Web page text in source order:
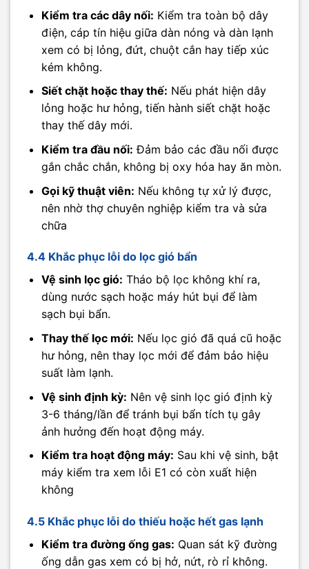
Kiểm tra các dây nối: Kiểm tra toàn bộ dây
điện, cáp tín hiệu giữa dàn nóng và dàn lạnh
xem có bị lỏng, đứt, chuột cắn hay tiếp xúc
kém không.
Siết chặt hoặc thay thế: Nếu phát hiện dây
lỏng hoặc hư hỏng, tiến hành siết chặt hoặc
thay thế dây mới.
Kiểm tra đầu nối: Đảm bảo các đầu nối được
gắn chắc chắn, không bị oxy hóa hay ăn mòn.
Gọi kỹ thuật viên: Nếu không tự xử lý được,
nên nhờ thợ chuyên nghiệp kiểm tra và sửa
chữa
4.4 Khắc phục lỗi do lọc gió bẩn
Vệ sinh lọc gió: Tháo bộ lọc không khí ra,
dùng nước sạch hoặc máy hút bụi để làm
sạch bụi bẩn.
Thay thế lọc mới: Nếu lọc gió đã quá cũ hoặc
hư hỏng, nên thay lọc mới để đảm bảo hiệu
suất làm lạnh.
Vệ sinh định kỳ: Nên vệ sinh lọc gió định kỳ
3-6 tháng/lần để tránh bụi bẩn tích tụ gây
ảnh hưởng đến hoạt động máy.
Kiểm tra hoạt động máy: Sau khi vệ sinh, bật
máy kiểm tra xem lỗi E1 có còn xuất hiện
không
4.5 Khắc phục lỗi do thiếu hoặc hết gas lạnh
Kiểm tra đường ống gas: Quan sát kỹ đường
ống dẫn gas xem có bị hở, nứt, rò rỉ không.